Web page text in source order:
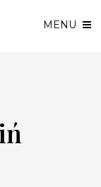
MENU
Polityką prywatności